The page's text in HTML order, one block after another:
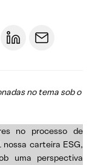
no tema sob o
no processo de
carteira ESG,
uma perspectiva